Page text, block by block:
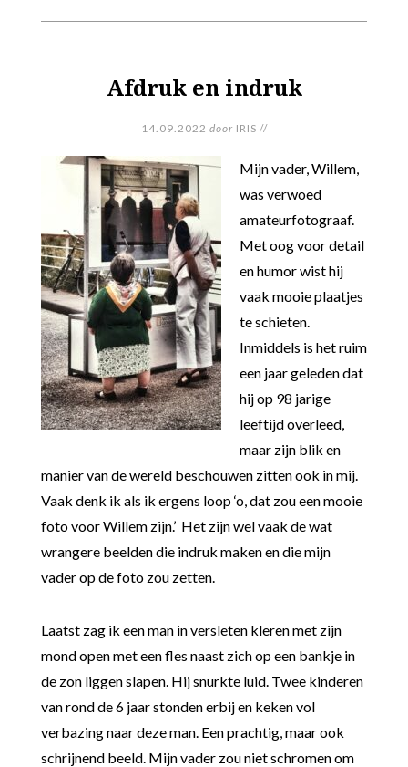
Afdruk en indruk
14.09.2022 door IRIS //
Mijn vader, Willem,
was verwoed
amateurfotograaf.
Met oog voor detail
en humor wist hij
vaak mooie plaatjes
te schieten.
Inmiddels is het ruim
een jaar geleden dat
hij op 98 jarige
leeftijd overleed,
maar zijn blik en
manier van de wereld beschouwen zitten ook in mij.
Vaak denk ik als ik ergens loop ‘o, dat zou een mooie
foto voor Willem zijn.’ Het zijn wel vaak de wat
wrangere beelden die indruk maken en die mijn
vader op de foto zou zetten.
Laatst zag ik een man in versleten kleren met zijn
mond open met een fles naast zich op een bankje in
de zon liggen slapen. Hij snurkte luid. Twee kinderen
van rond de 6 jaar stonden erbij en keken vol
verbazing naar deze man. Een prachtig, maar ook
schrijnend beeld. Mijn vader zou niet schromen om